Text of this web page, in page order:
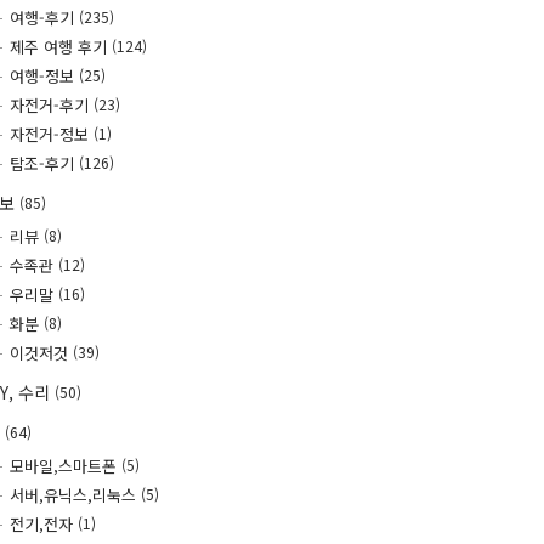
여행-후기 (235)
제주 여행 후기 (124)
여행-정보 (25)
자전거-후기 (23)
자전거-정보 (1)
탐조-후기 (126)
(85)
리뷰 (8)
수족관 (12)
우리말 (16)
화분 (8)
이것저것 (39)
수리 (50)
(64)
모바일,스마트폰 (5)
서버,유닉스,리눅스 (5)
전기,전자 (1)